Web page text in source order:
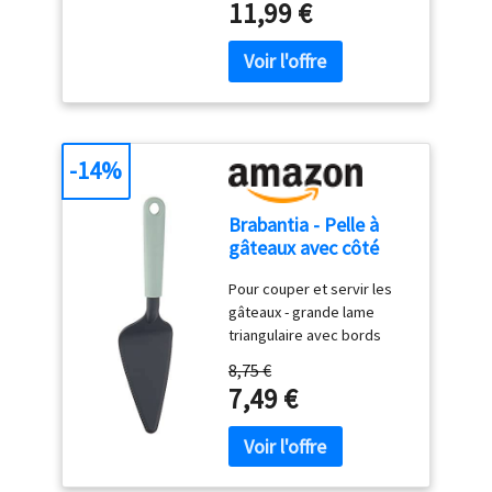
11,99 €
Brabantia - Pelle à
gâteaux avec côté
Green
Pour couper et servir les
gâteaux - grande lame
triangulaire avec bords
des deux côtés. Convient
aux droitiers et aux
gauchers Facile à ranger -
avec boucle de suspension
Facile à nettoyer - résiste
8,75 €
7,49 €
-14%